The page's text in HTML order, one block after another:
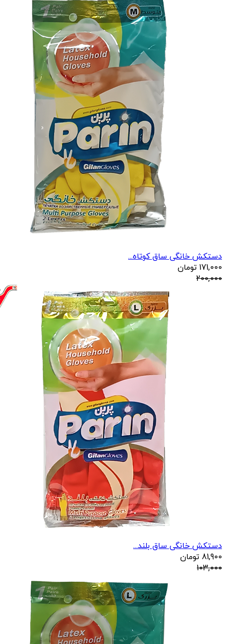
دستکش خانگی ساق کوتاه...
171,000 تومان
200,000
دستکش خانگی ساق بلند...
81,900 تومان
103,000